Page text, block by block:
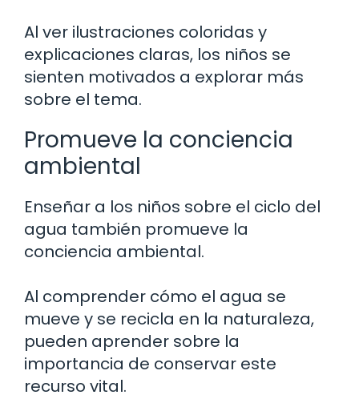
Al ver ilustraciones coloridas y
explicaciones claras, los niños se
sienten motivados a explorar más
sobre el tema.
Promueve la conciencia
ambiental
Enseñar a los niños sobre el ciclo del
agua también promueve la
conciencia ambiental.
Al comprender cómo el agua se
mueve y se recicla en la naturaleza,
pueden aprender sobre la
importancia de conservar este
recurso vital.